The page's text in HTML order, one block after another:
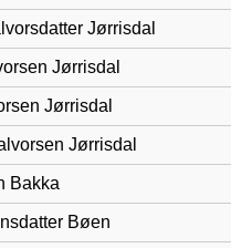
Jørrisdal
Jørrisdal
Jørrisdal
Jørrisdal
Bakka
Bøen